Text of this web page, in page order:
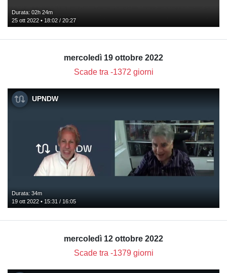
Durata: 02h 24m
25 ott 2022 • 18:02 / 20:27
mercoledì 19 ottobre 2022
Scade tra -1372 giorni
UPNDW
Durata: 34m
19 ott 2022 • 15:31 / 16:05
mercoledì 12 ottobre 2022
Scade tra -1379 giorni